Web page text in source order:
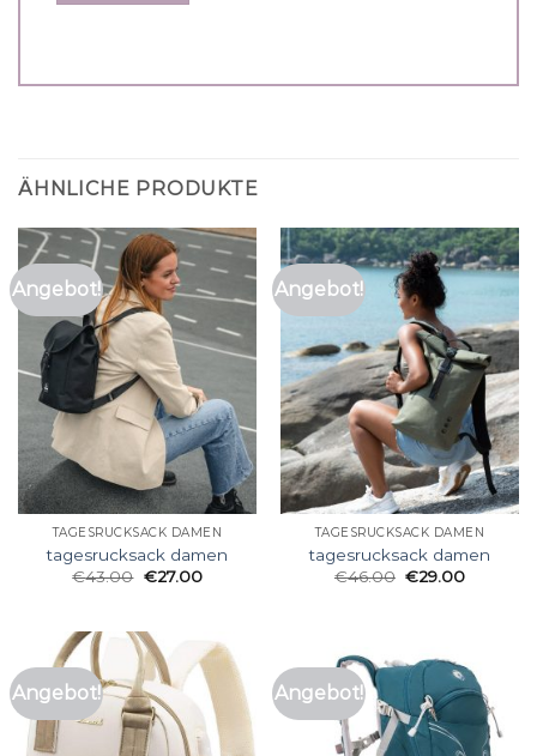
ÄHNLICHE PRODUKTE
Angebot!
TAGESRUCKSACK DAMEN
tagesrucksack damen
€43.00 €27.00
Angebot!
TAGESRUCKSACK DAMEN
tagesrucksack damen
€46.00 €29.00
Angebot! Angebot!